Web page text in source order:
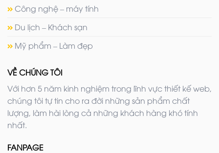
Công nghệ – máy tính
Du lịch – Khách sạn
Mỹ phẩm – Làm đẹp
VỀ CHÚNG TÔI
Với hơn 5 năm kinh nghiệm trong lĩnh vực thiết kế web,
chúng tôi tự tin cho ra đời những sản phẩm chất
lượng, làm hài lòng cả những khách hàng khó tính
nhất.
FANPAGE